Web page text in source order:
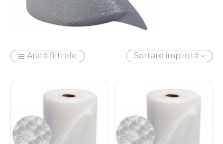
Arată filtrele Sortare implicită